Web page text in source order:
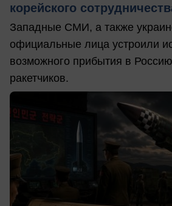
корейского
Западные СМИ, а также
официальные лица устроили
возможного прибытия в
ракетчиков.